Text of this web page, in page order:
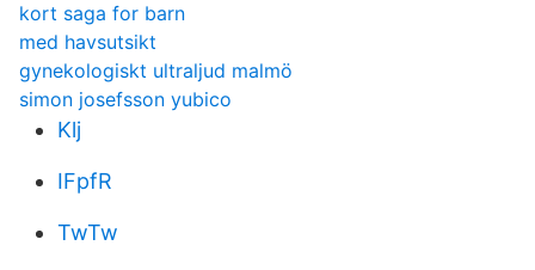
kort saga for barn
med havsutsikt
gynekologiskt ultraljud malmö
simon josefsson yubico
Klj
IFpfR
TwTw